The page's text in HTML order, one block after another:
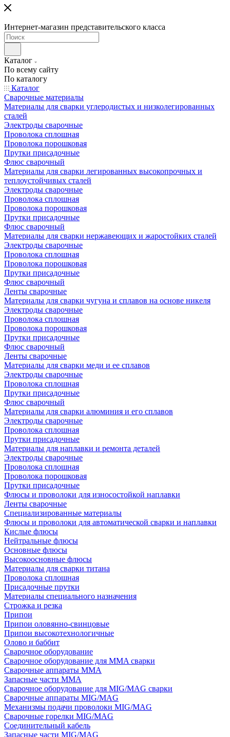
Интернет-магазин представительского класса
Каталог
По всему сайту
По каталогу
Каталог
Сварочные материалы
Материалы для сварки углеродистых и низколегированных
сталей
Электроды сварочные
Проволока сплошная
Проволока порошковая
Прутки присадочные
Флюс сварочный
Материалы для сварки легированных высокопрочных и
теплоустойчивых сталей
Электроды сварочные
Проволока сплошная
Проволока порошковая
Прутки присадочные
Флюс сварочный
Материалы для сварки нержавеющих и жаростойких сталей
Электроды сварочные
Проволока сплошная
Проволока порошковая
Прутки присадочные
Флюс сварочный
Ленты сварочные
Материалы для сварки чугуна и сплавов на основе никеля
Электроды сварочные
Проволока сплошная
Проволока порошковая
Прутки присадочные
Флюс сварочный
Ленты сварочные
Материалы для сварки меди и ее сплавов
Электроды сварочные
Проволока сплошная
Прутки присадочные
Флюс сварочный
Материалы для сварки алюминия и его сплавов
Электроды сварочные
Проволока сплошная
Прутки присадочные
Материалы для наплавки и ремонта деталей
Электроды сварочные
Проволока сплошная
Проволока порошковая
Прутки присадочные
Флюсы и проволоки для износостойкой наплавки
Ленты сварочные
Специализированные материалы
Флюсы и проволоки для автоматической сварки и наплавки
Кислые флюсы
Нейтральные флюсы
Основные флюсы
Высокоосновные флюсы
Материалы для сварки титана
Проволока сплошная
Присадочные прутки
Материалы специального назначения
Строжка и резка
Припои
Припои оловянно-свинцовые
Припои высокотехнологичные
Олово и баббит
Сварочное оборудование
Сварочное оборудование для MMA сварки
Сварочные аппараты MMA
Запасные части MMA
Сварочное оборудование для MIG/MAG сварки
Сварочные аппараты MIG/MAG
Механизмы подачи проволоки MIG/MAG
Сварочные горелки MIG/MAG
Соединительный кабель
Запасные части MIG/MAG